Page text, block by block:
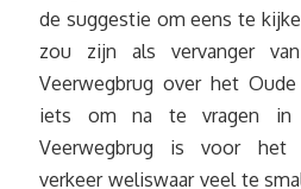
de suggestie om eens te
zou zijn als vervanger
Veerwegbrug over het
iets om na te vragen in
Veerwegbrug is voor het
verkeer weliswaar veel te